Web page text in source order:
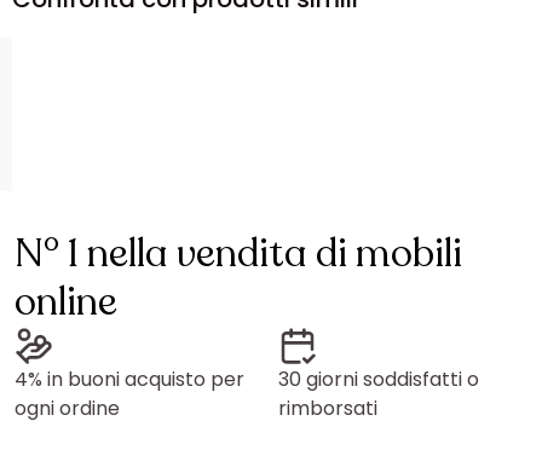
N° 1 nella vendita di mobili
online
4% in buoni acquisto per
ogni ordine
30 giorni soddisfatti o
rimborsati